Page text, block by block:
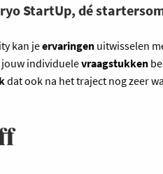
StartUp, dé
kan jeervaringen uitwisselen
individuelevraagstukken
dat ook na het traject nog zeer